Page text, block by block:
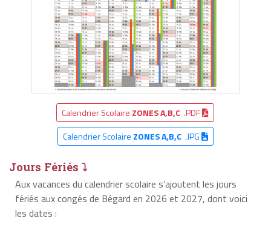
Calendrier Scolaire ZONES A,B,C .PDF
Calendrier Scolaire ZONES A,B,C.JPG
Jours Fériés ⤵
Aux vacances du calendrier scolaire s’ajoutent les jours
fériés aux congés de Bégard en 2026 et 2027, dont voici
les dates :